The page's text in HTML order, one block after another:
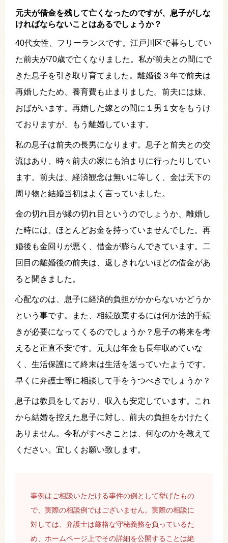
元夫が借金を残して亡くなったのですが、息子がしな
ければならないことはあるでしょうか？
40代女性、フリーランスです。江戸川区で暮らしてい
た前夫が70歳で亡くなりました。私が前夫との間にで
きた息子を引き取り育てました。離婚後３年で前夫は
再婚したため、養育費も止まりました。前夫には妹、
おばがいます。再婚した嫁との間に１男１女をもうけ
ておりますが、もう離婚しています。
私の息子は前夫の長男になります。息子と前夫との交
流はあり、時々前夫の家にも泊まりに行ったりしてい
ます。前夫は、経済観念は無いに等しく、金は天下の
周り物と結婚当初はよく言っていました。
金の切れ目が縁の切れ目というのでしょうか、離婚し
た時には、ほとんどお金を持っていませんでした。再
婚後も金回りが悪く、借金が膨らんできています。二
回目の離婚後の前夫は、返しきれないほどの借金があ
ると聞きました。
心配なのは、息子に経済的負担がかからないかどうか
という事です。また、相続放棄するには何か法的手続
きが必要になってくるのでしょうか？息子の将来を考
えると正直不安です。元夫は年金も長年収めていな
く、生活保護にて終末は生活を送っていたようです。
早くに弁護士等に相談して手をうつべきでしょうか？
息子は教員をしており、収入も安定しています。これ
から結婚を控えた息子に対し、前夫の負担をかけたく
ありません。今私がすべきことは、何なのかを教えて
ください。宜しくお願い致します。
事例はご相談いただける事件の例として挙げたもの
で、実際の相談例ではございません。実際の相談に
対しては、弁護士は厳格な守秘義務を負っているた
め、ホームページ上でその詳細を公開することは絶